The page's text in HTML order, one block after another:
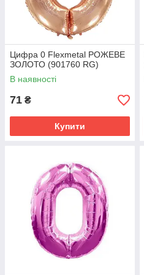
Цифра 0 Flexmetal РОЖЕВЕ
ЗОЛОТО (901760 RG)
В наявності
71 ₴
Купити